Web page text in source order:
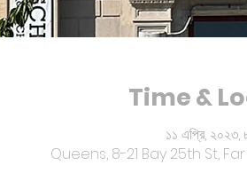
Time &
১১ এপ্রি,
Queens, 8-21 Bay 25th St, Far